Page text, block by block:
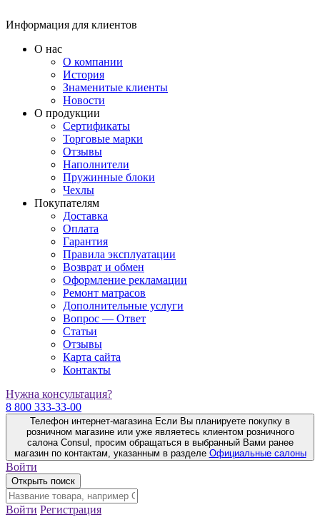
Информация для клиентов
О нас
О компании
История
Знаменитые клиенты
Новости
О продукции
Сертификаты
Торговые марки
Отзывы
Наполнители
Пружинные блоки
Чехлы
Покупателям
Доставка
Оплата
Гарантия
Правила эксплуатации
Возврат и обмен
Оформление рекламации
Ремонт матрасов
Дополнительные услуги
Вопрос — Ответ
Статьи
Отзывы
Карта сайта
Контакты
Нужна консультация?
8 800 333-33-00
Телефон интернет-магазина Если Вы планируете покупку в
розничном магазине или уже являетесь клиентом розничного
салона Consul, просим обращаться в выбранный Вами ранее
магазин по контактам, указанным в разделе Официальные салоны
Войти
Открыть поиск
Войти Регистрация